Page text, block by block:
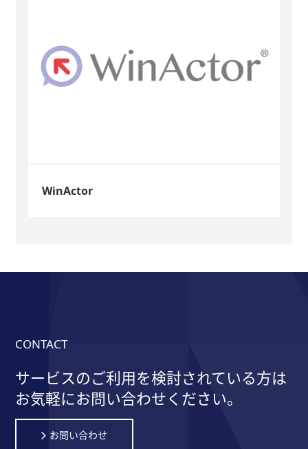
WinActor
CONTACT
サービスのご利用を検討されている方は
お気軽にお問い合わせください。
お問い合わせ